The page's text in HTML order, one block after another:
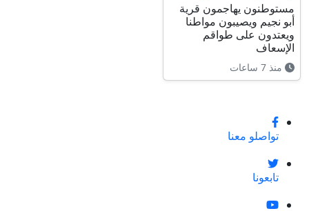
مستوطنون يهاجمون قرية
أبو نجيم ويصيبون مواطنا
ويعتدون على طواقم
الإسعاف
منذ 7 ساعات
تواصلو معنا
تابعونا